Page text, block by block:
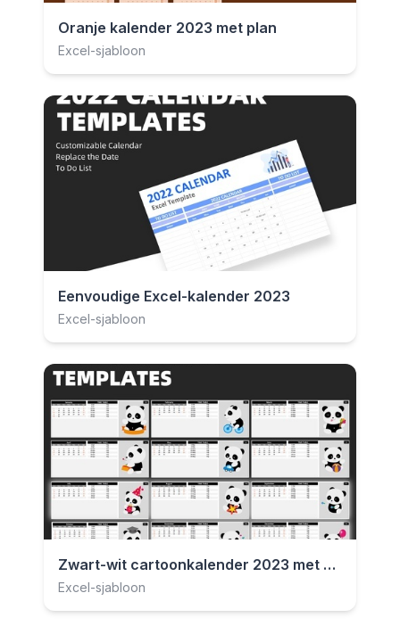
Oranje kalender 2023 met plan
Excel-sjabloon
Eenvoudige Excel-kalender 2023
Excel-sjabloon
Zwart-wit cartoonkalender 2023 met panda
Excel-sjabloon